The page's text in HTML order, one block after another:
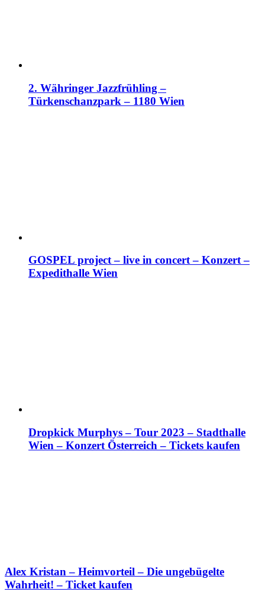
2. Währinger Jazzfrühling –
Türkenschanzpark – 1180 Wien
GOSPEL project – live in concert – Konzert –
Expedithalle Wien
Dropkick Murphys – Tour 2023 – Stadthalle
Wien – Konzert Österreich – Tickets kaufen
Alex Kristan – Heimvorteil – Die ungebügelte
Wahrheit! – Ticket kaufen